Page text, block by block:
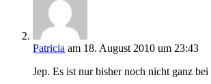
Patricia am 18. August 2010 um 23:43
Jep. Es ist nur bisher noch nicht ganz